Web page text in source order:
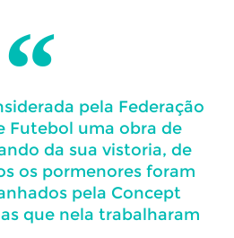
pela Federação
Futebol uma obra de
da sua vistoria, de
os pormenores foram
pela Concept
que nela trabalharam